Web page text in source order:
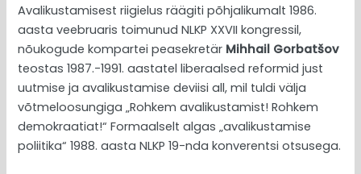
Avalikustamisest riigielus räägiti põhjalikumalt 1986.
aasta veebruaris toimunud NLKP XXVII kongressil,
nõukogude kompartei peasekretär Mihhail Gorbatšov
teostas 1987.-1991. aastatel liberaalsed reformid just
uutmise ja avalikustamise deviisi all, mil tuldi välja
võtmeloosungiga „Rohkem avalikustamist! Rohkem
demokraatiat!“ Formaalselt algas „avalikustamise
poliitika“ 1988. aasta NLKP 19-nda konverentsi otsusega.